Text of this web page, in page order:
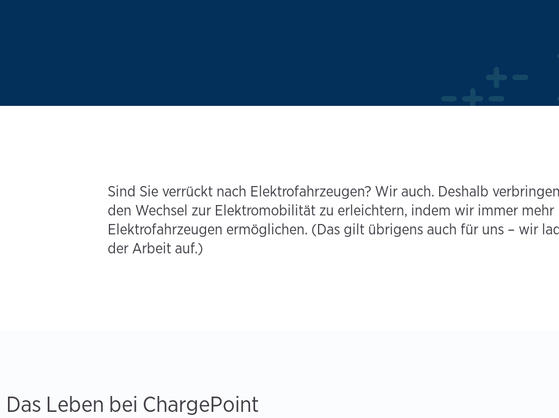
Sind Sie verrückt nach Elektrofahrzeugen? Wir auch. Deshalb
den Wechsel zur Elektromobilität zu erleichtern, indem wir immer mehr
Elektrofahrzeugen ermöglichen. (Das gilt übrigens auch für uns – wir
der Arbeit auf.)
Das Leben bei ChargePoint